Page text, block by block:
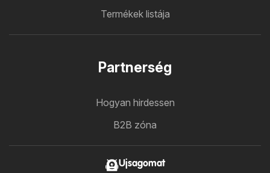
Termékek listája
Partnerség
Hogyan hirdessen
B2B zóna
Ujsagomat